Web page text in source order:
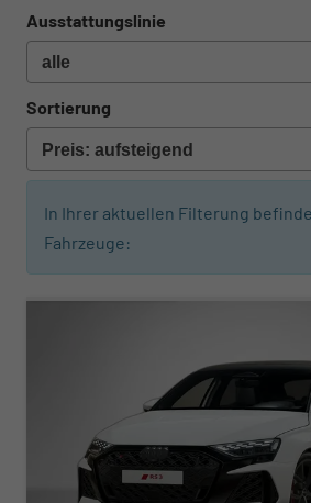
Ausstattungslinie
Sortierung
In Ihrer aktuellen Filterung
Fahrzeuge:
ab 604,– € mtl.